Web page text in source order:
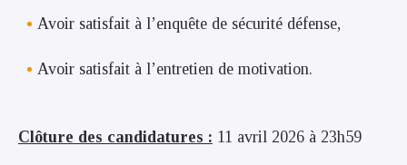
Avoir satisfait à l’enquête de sécurité défense,
Avoir satisfait à l’entretien de motivation.
Clôture des candidatures : 11 avril 2026 à 23h59